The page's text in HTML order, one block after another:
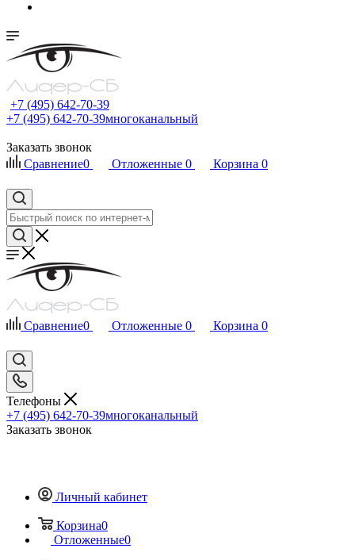
+7 (495) 642-70-39
+7 (495) 642-70-39многоканальный
Заказать звонок
Сравнение0 Отложенные 0 Корзина 0
Сравнение0 Отложенные 0 Корзина 0
Телефоны
+7 (495) 642-70-39многоканальный
Заказать звонок
Личный кабинет
Корзина0
Отложенные0